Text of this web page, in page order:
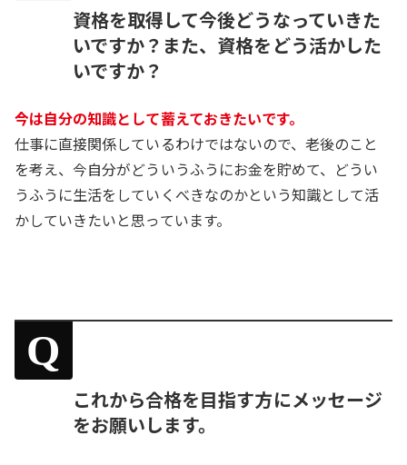
資格を取得して今後どうなっていきた
いですか？また、資格をどう活かした
いですか？
今は自分の知識として蓄えておきたいです。
仕事に直接関係しているわけではないので、老後のこと
を考え、今自分がどういうふうにお金を貯めて、どうい
うふうに生活をしていくべきなのかという知識として活
かしていきたいと思っています。
Q
これから合格を目指す方にメッセージ
をお願いします。